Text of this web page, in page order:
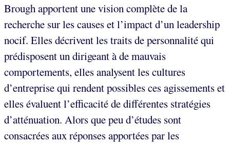
Brough apportent une vision complète de la
recherche sur les causes et l’impact d’un leadership
nocif. Elles décrivent les traits de personnalité qui
prédisposent un dirigeant à de mauvais
comportements, elles analysent les cultures
d’entreprise qui rendent possibles ces agissements et
elles évaluent l’efficacité de différentes stratégies
d’atténuation. Alors que peu d’études sont
consacrées aux réponses apportées par les